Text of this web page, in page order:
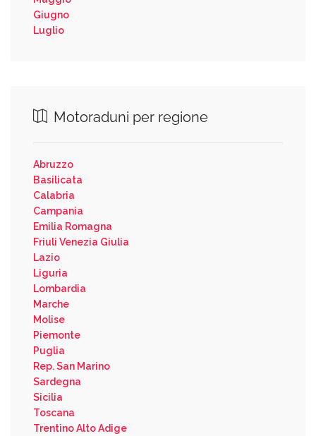
Giugno
Luglio
Motoraduni per regione
Abruzzo
Basilicata
Calabria
Campania
Emilia Romagna
Friuli Venezia Giulia
Lazio
Liguria
Lombardia
Marche
Molise
Piemonte
Puglia
Rep. San Marino
Sardegna
Sicilia
Toscana
Trentino Alto Adige